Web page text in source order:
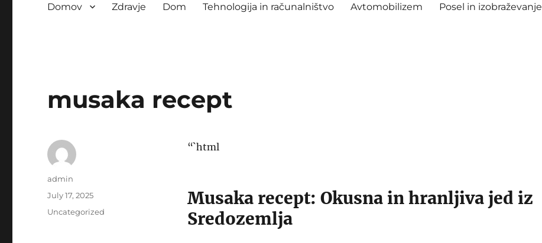
Domov Zdravje Dom Tehnologija in računalništvo Avtomobilizem Posel in izobraževanje
musaka recept
“`html
Musaka recept: Okusna in hranljiva jed iz
Sredozemlja
Author
admin
Posted
July 17, 2025
Categories
Uncategorized